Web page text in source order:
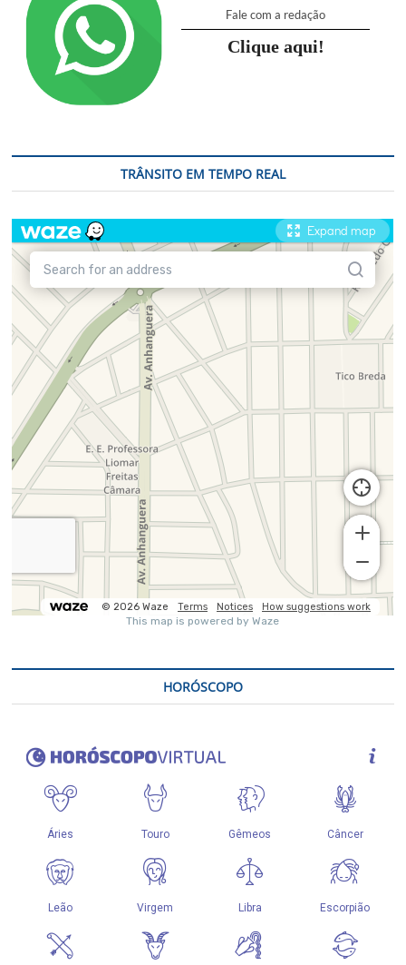
Fale com a redação
Clique aqui!
TRÂNSITO EM TEMPO REAL
HORÓSCOPO